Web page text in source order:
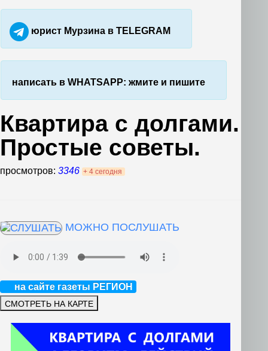
юрист Мурзина в TELEGRAM
написать в WHATSAPP: жмите и пишите
Квартира с долгами.
Простые советы.
просмотров: 3346 + 4 сегодня
МОЖНО ПОСЛУШАТЬ
на сайте газеты РЕГИОН